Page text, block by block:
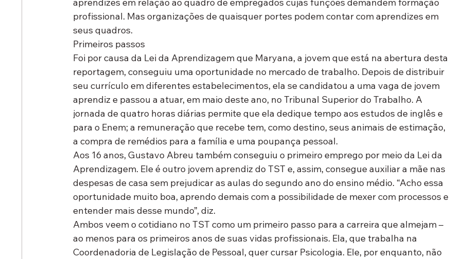
aprendizes em relação ao quadro de empregados cujas funções demandem formação
profissional. Mas organizações de quaisquer portes podem contar com aprendizes em
seus quadros.
Primeiros passos
Foi por causa da Lei da Aprendizagem que Maryana, a jovem que está na abertura desta
reportagem, conseguiu uma oportunidade no mercado de trabalho. Depois de distribuir
seu currículo em diferentes estabelecimentos, ela se candidatou a uma vaga de jovem
aprendiz e passou a atuar, em maio deste ano, no Tribunal Superior do Trabalho. A
jornada de quatro horas diárias permite que ela dedique tempo aos estudos de inglês e
para o Enem; a remuneração que recebe tem, como destino, seus animais de estimação,
a compra de remédios para a família e uma poupança pessoal.
Aos 16 anos, Gustavo Abreu também conseguiu o primeiro emprego por meio da Lei da
Aprendizagem. Ele é outro jovem aprendiz do TST e, assim, consegue auxiliar a mãe nas
despesas de casa sem prejudicar as aulas do segundo ano do ensino médio. “Acho essa
oportunidade muito boa, aprendo demais com a possibilidade de mexer com processos e
entender mais desse mundo”, diz.
Ambos veem o cotidiano no TST como um primeiro passo para a carreira que almejam –
ao menos para os primeiros anos de suas vidas profissionais. Ela, que trabalha na
Coordenadoria de Legislação de Pessoal, quer cursar Psicologia. Ele, por enquanto, não